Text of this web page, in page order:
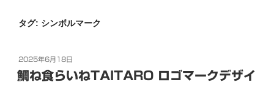
タグ: シンボルマーク
投
稿
日:
2025年6月18日
鯛ね食らいねTAITARO ロゴマークデザイ